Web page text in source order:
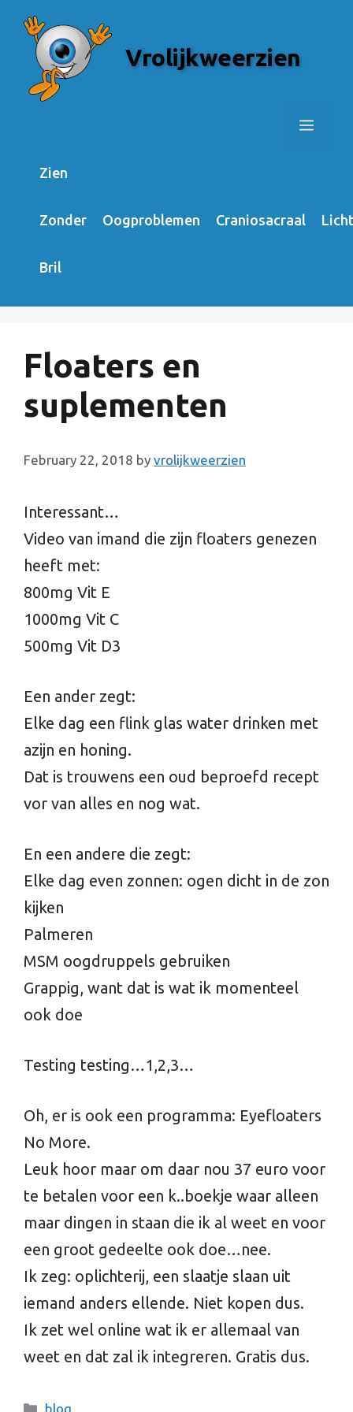
content
Vrolijkweerzien
Menu
Zien
Zonder
Bril
Oogproblemen Craniosacraal Licht
Floaters en
suplementen
February 22, 2018 by vrolijkweerzien
Interessant…
Video van imand die zijn floaters genezen
heeft met:
800mg Vit E
1000mg Vit C
500mg Vit D3
Een ander zegt:
Elke dag een flink glas water drinken met
azijn en honing.
Dat is trouwens een oud beproefd recept
vor van alles en nog wat.
En een andere die zegt:
Elke dag even zonnen: ogen dicht in de zon
kijken
Palmeren
MSM oogdruppels gebruiken
Grappig, want dat is wat ik momenteel
ook doe
Testing testing…1,2,3…
Oh, er is ook een programma: Eyefloaters
No More.
Leuk hoor maar om daar nou 37 euro voor
te betalen voor een k..boekje waar alleen
maar dingen in staan die ik al weet en voor
een groot gedeelte ook doe…nee.
Ik zeg: oplichterij, een slaatje slaan uit
iemand anders ellende. Niet kopen dus.
Ik zet wel online wat ik er allemaal van
weet en dat zal ik integreren. Gratis dus.
Categories
blog